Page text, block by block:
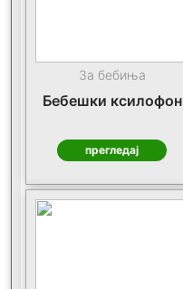
За бебиња
Бебешки ксилофон
прегледај